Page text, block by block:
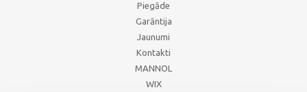
Piegāde
Garāntija
Jaunumi
Kontakti
MANNOL
WIX